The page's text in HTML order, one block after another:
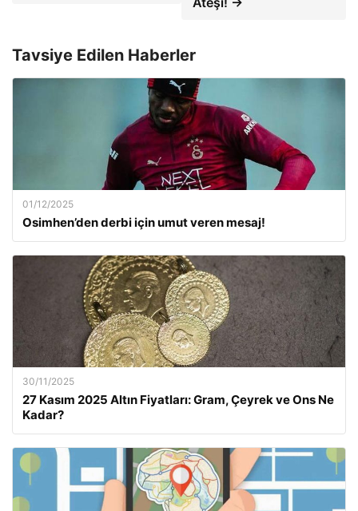
Tavsiye Edilen Haberler
01/12/2025
Osimhen’den derbi için umut veren mesaj!
30/11/2025
27 Kasım 2025 Altın Fiyatları: Gram, Çeyrek ve Ons Ne
Kadar?